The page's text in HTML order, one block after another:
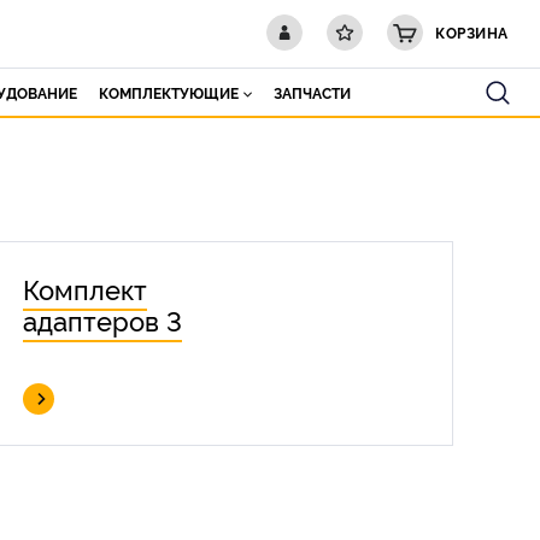
КОРЗИНА
КОМПЛЕКТУЮЩИЕ ЗАПЧАСТИ
Комплект
адаптеров 3